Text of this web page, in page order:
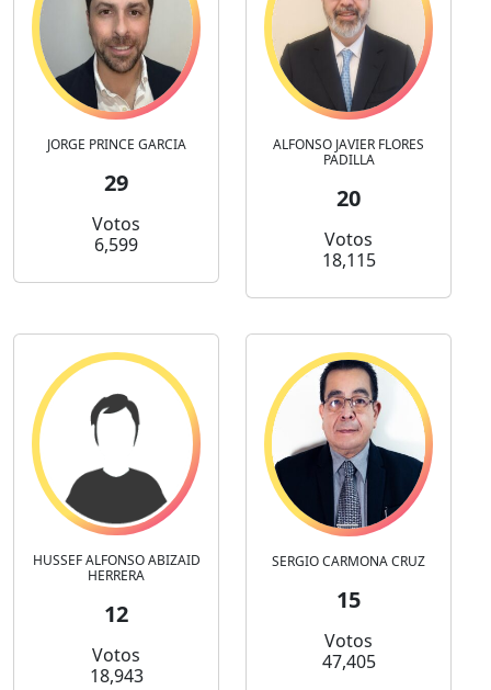
JORGE PRINCE GARCIA
29
Votos
6,599
ALFONSO JAVIER FLORES
PADILLA
20
Votos
18,115
HUSSEF ALFONSO ABIZAID
HERRERA
12
Votos
18,943
SERGIO CARMONA CRUZ
15
Votos
47,405